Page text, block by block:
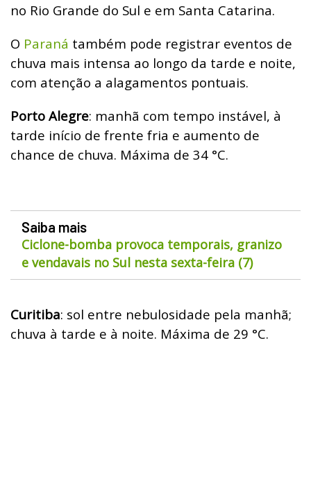
no Rio Grande do Sul e em Santa Catarina.
O Paraná também pode registrar eventos de
chuva mais intensa ao longo da tarde e noite,
com atenção a alagamentos pontuais.
Porto Alegre: manhã com tempo instável, à
tarde início de frente fria e aumento de
chance de chuva. Máxima de 34 °C.
Saiba mais
Ciclone-bomba provoca temporais, granizo
e vendavais no Sul nesta sexta-feira (7)
Curitiba: sol entre nebulosidade pela manhã;
chuva à tarde e à noite. Máxima de 29 °C.